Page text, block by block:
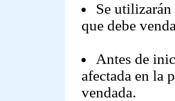
Se utilizarán
que debe
Antes de
afectada en la
vendada.